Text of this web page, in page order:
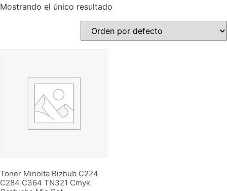
Mostrando el único resultado
Toner Minolta Bizhub C224
C284 C364 TN321 Cmyk